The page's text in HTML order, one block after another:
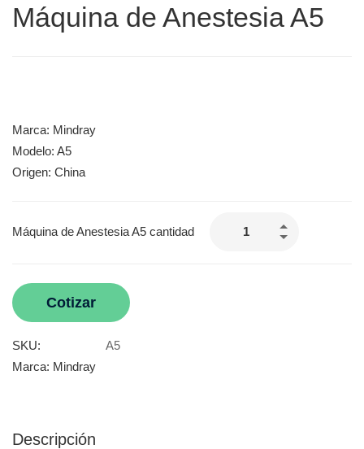
Máquina de Anestesia A5
Marca: Mindray
Modelo: A5
Origen: China
Máquina de Anestesia A5 cantidad
Cotizar
SKU:
A5
Marca: Mindray
Descripción